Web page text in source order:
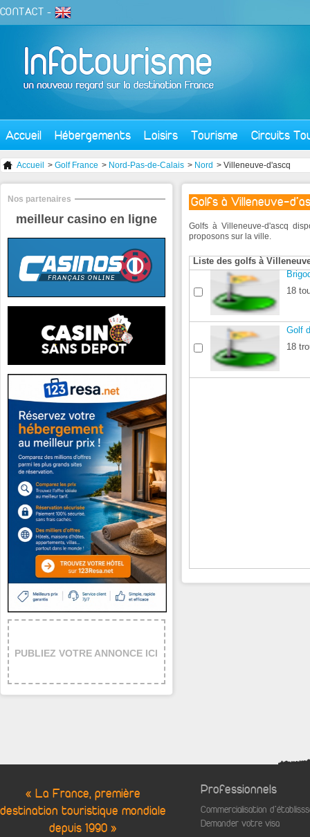
CONTACT -
Accueil Hébergements Loisirs Tourisme Circuits
Accueil > Golf France > Nord-Pas-de-Calais > Nord > Villeneuve-d'ascq
Golfs à Villeneuve-
Golfs à Villeneuve-d'ascq
proposons sur la ville.
Liste des golfs à
18
Golf
18
Nos partenaires
meilleur casino en ligne
PUBLIEZ VOTRE ANNONCE ICI
« La France, première
destination touristique mondiale
depuis 1990 »
Professionnels
Commercialisation
Demander votre visa